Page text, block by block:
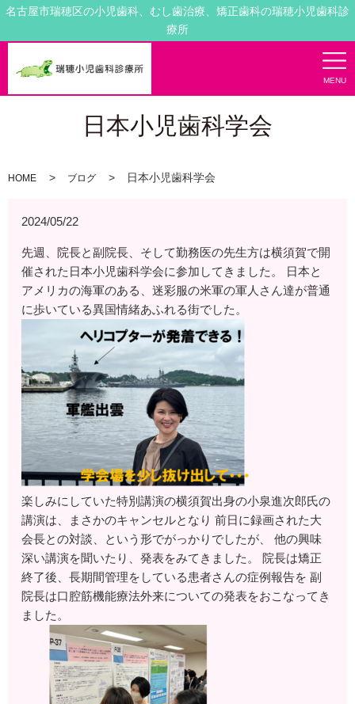
名古屋市瑞穂区の小児歯科、むし歯治療、矯正歯科の瑞穂小児歯科診
療所
MENU
日本小児歯科学会
HOME ブログ 日本小児歯科学会
2024/05/22
先週、院長と副院長、そして勤務医の先生方は横須賀で開
催された日本小児歯科学会に参加してきました。 日本と
アメリカの海軍のある、迷彩服の米軍の軍人さん達が普通
に歩いている異国情緒あふれる街でした。
楽しみにしていた特別講演の横須賀出身の小泉進次郎氏の
講演は、まさかのキャンセルとなり 前日に録画された大
会長との対談、という形でがっかりでしたが、 他の興味
深い講演を聞いたり、発表をみてきました。 院長は矯正
終了後、長期間管理をしている患者さんの症例報告を 副
院長は口腔筋機能療法外来についての発表をおこなってき
ました。